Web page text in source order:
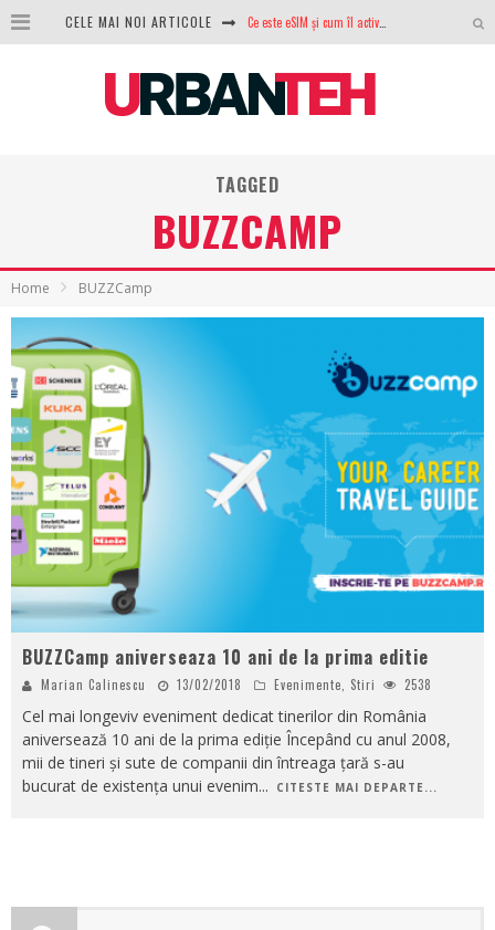
CELE MAI NOI ARTICOLE Ce este eSIM și cum îl activezi pe telefon? Ghid complet pentru Android și iPhone
TAGGED
BUZZCAMP
Home BUZZCamp
BUZZCamp aniverseaza 10 ani de la prima editie
Marian Calinescu 13/02/2018 Evenimente, Stiri 2538
Cel mai longeviv eveniment dedicat tinerilor din România
aniversează 10 ani de la prima ediție Începând cu anul 2008,
mii de tineri și sute de companii din întreaga țară s-au
bucurat de existența unui evenim... CITESTE MAI DEPARTE...